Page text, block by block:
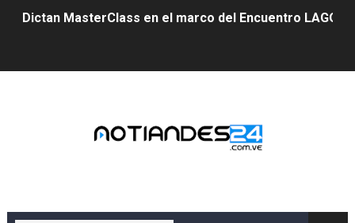
Dictan MasterClass en el marco del Encuentro LAGO
Gobernador Arnaldo Sánchez apadrina a más de 993